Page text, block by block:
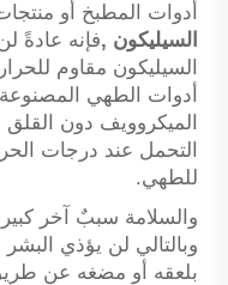
أدوات المطبخ أو
السيليكون ,فإنه عادةً
السيليكون مقاوم
أدوات الطهي
الميكروويف دون
التحمل عند درجات
للطهي.
والسلامة سببٌ آخر كبير
وبالتالي لن يؤذي البشر
بلعقه أو مضغه عن